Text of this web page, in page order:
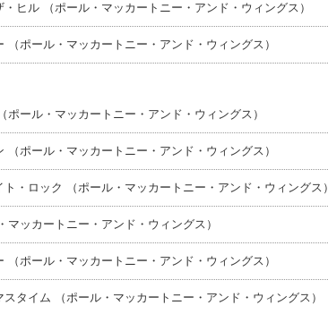
ヒル （ポール・マッカートニー・アンド・ウィングス）
（ポール・マッカートニー・アンド・ウィングス）
ポール・マッカートニー・アンド・ウィングス）
（ポール・マッカートニー・アンド・ウィングス）
ト・ロック （ポール・マッカートニー・アンド・ウィングス）
マッカートニー・アンド・ウィングス）
（ポール・マッカートニー・アンド・ウィングス）
タイム （ポール・マッカートニー・アンド・ウィングス）